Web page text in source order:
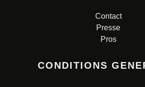
Contact
Presse
Pros
CONDITIONS